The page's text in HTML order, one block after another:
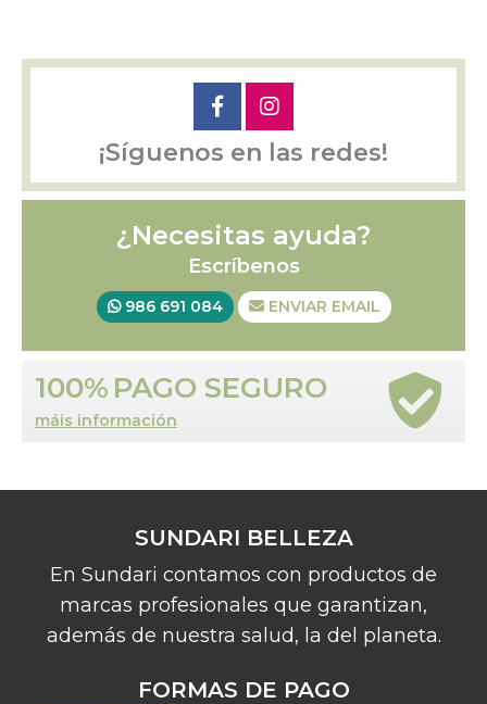
¡Síguenos en las redes!
¿Necesitas ayuda?
Escríbenos
986 691 084 ENVIAR EMAIL
100% PAGO SEGURO
máis información
SUNDARI BELLEZA
En Sundari contamos con productos de
marcas profesionales que garantizan,
además de nuestra salud, la del planeta.
FORMAS DE PAGO